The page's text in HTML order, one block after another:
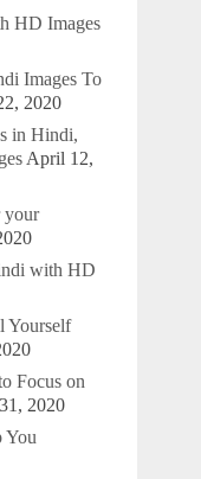
HD Images
Images To
2020
in Hindi,
April 12,
your
with HD
Yourself
Focus on
2020
You